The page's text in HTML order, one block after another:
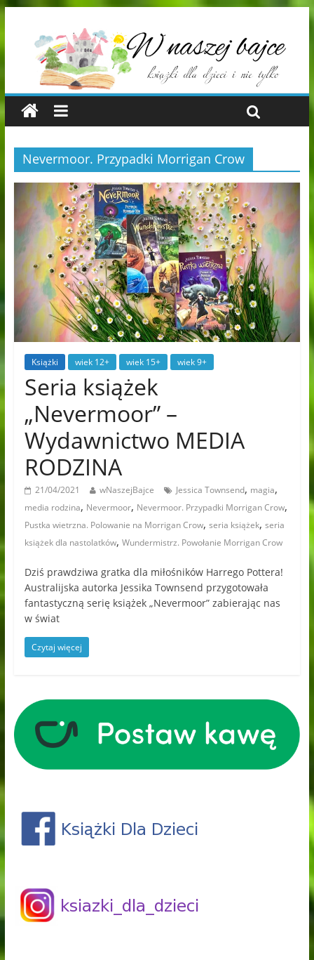
Nevermoor. Przypadki Morrigan Crow
Książki wiek 12+ wiek 15+ wiek 9+
Seria książek
„Nevermoor” –
Wydawnictwo MEDIA
RODZINA
21/04/2021 wNaszejBajce Jessica Townsend, magia,
media rodzina, Nevermoor, Nevermoor. Przypadki Morrigan Crow,
Pustka wietrzna. Polowanie na Morrigan Crow, seria książek, seria
książek dla nastolatków, Wundermistrz. Powołanie Morrigan Crow
Dziś prawdziwa gratka dla miłośników Harrego Pottera!
Australijska autorka Jessika Townsend przygotowała
fantastyczną serię książek „Nevermoor” zabierając nas
w świat
Czytaj więcej